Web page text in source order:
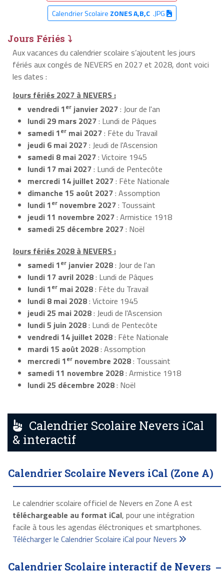
Calendrier Scolaire ZONES A,B,C.JPG
Jours Fériés ⤵
Aux vacances du calendrier scolaire s’ajoutent les jours
fériés aux congés de NEVERS en 2027 et 2028, dont voici
les dates :
Jours fériés 2027 à NEVERS :
vendredi 1er janvier 2027: Jour de l'an
lundi 29 mars 2027: Lundi de Pâques
samedi 1er mai 2027: Fête du Travail
jeudi 6 mai 2027: Jeudi de l'Ascension
samedi 8 mai 2027: Victoire 1945
lundi 17 mai 2027: Lundi de Pentecôte
mercredi 14 juillet 2027: Fête Nationale
dimanche 15 août 2027: Assomption
lundi 1er novembre 2027: Toussaint
jeudi 11 novembre 2027: Armistice 1918
samedi 25 décembre 2027: Noël
Jours fériés 2028 à NEVERS :
samedi 1er janvier 2028: Jour de l'an
lundi 17 avril 2028: Lundi de Pâques
lundi 1er mai 2028: Fête du Travail
lundi 8 mai 2028: Victoire 1945
jeudi 25 mai 2028: Jeudi de l'Ascension
lundi 5 juin 2028: Lundi de Pentecôte
vendredi 14 juillet 2028: Fête Nationale
mardi 15 août 2028: Assomption
mercredi 1er novembre 2028: Toussaint
samedi 11 novembre 2028: Armistice 1918
lundi 25 décembre 2028: Noël
Calendrier Scolaire Nevers iCal
& interactif
Calendrier Scolaire Nevers iCal (Zone A)
Le calendrier scolaire officiel de Nevers en Zone A est
téléchargeable au format iCal, pour une intégration
facile à tous les agendas éléctroniques et smartphones.
Télécharger le Calendrier Scolaire iCal pour Nevers
Calendrier Scolaire interactif de Nevers